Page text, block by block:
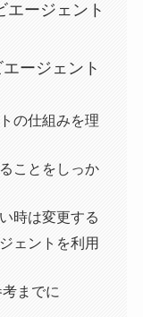
エージェント
ージェント
の仕組みを理
ことをしっか
時は変更する
ェントを利用
までに